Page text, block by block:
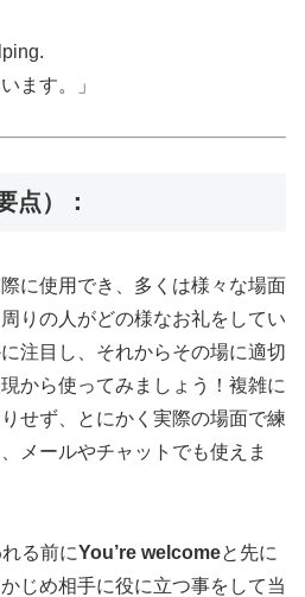
ます。」
点）：
に使用でき、多くは様々な場面
りの人がどの様なお礼をしてい
注目し、それからその場に適切
から使ってみましょう！複雑に
せず、とにかく実際の場面で練
メールやチャットでも使えま
る前にYou’re welcomeと先に
じめ相手に役に立つ事をして当